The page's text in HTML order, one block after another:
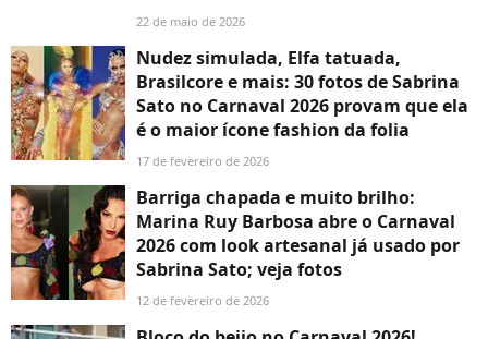
22 de maio de 2026
Nudez simulada, Elfa tatuada,
Brasilcore e mais: 30 fotos de Sabrina
Sato no Carnaval 2026 provam que ela
é o maior ícone fashion da folia
17 de fevereiro de 2026
Barriga chapada e muito brilho:
Marina Ruy Barbosa abre o Carnaval
2026 com look artesanal já usado por
Sabrina Sato; veja fotos
12 de fevereiro de 2026